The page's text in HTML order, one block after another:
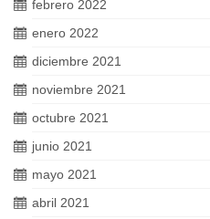
febrero 2022
enero 2022
diciembre 2021
noviembre 2021
octubre 2021
junio 2021
mayo 2021
abril 2021